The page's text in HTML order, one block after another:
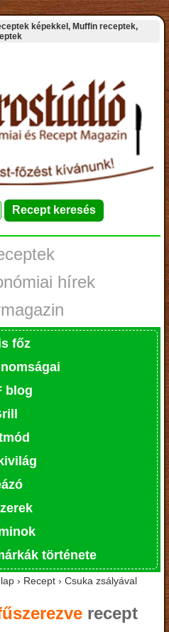
képekkel, Muffin receptek,
hírek
főz
blog
története
› Recept › Csuka zsályával
recept